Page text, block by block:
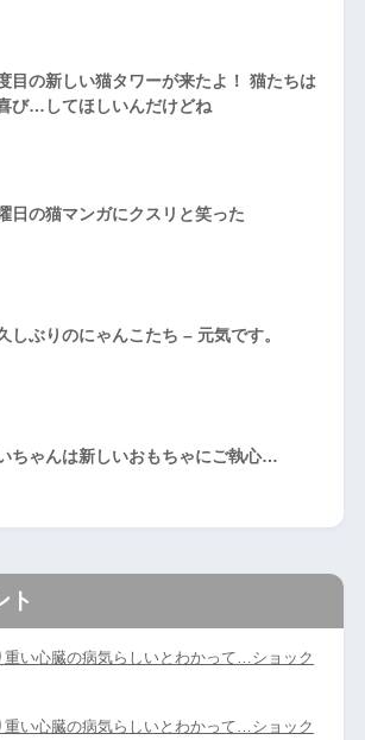
目の新しい猫タワーが来たよ！ 猫たちは
び…してほしいんだけどね
日の猫マンガにクスリと笑った
しぶりのにゃんこたち – 元気です。
ちゃんは新しいおもちゃにご執心…
ト
重い心臓の病気らしいとわかって…ショック
重い心臓の病気らしいとわかって…ショック